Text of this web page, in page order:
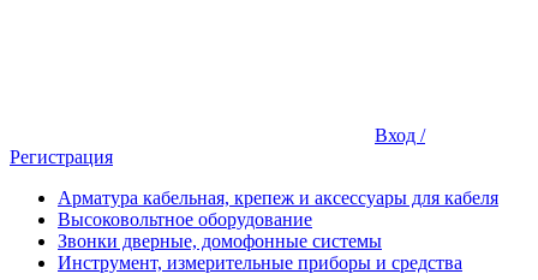
Вход /
Регистрация
Арматура кабельная, крепеж и аксессуары для кабеля
Высоковольтное оборудование
Звонки дверные, домофонные системы
Инструмент, измерительные приборы и средства